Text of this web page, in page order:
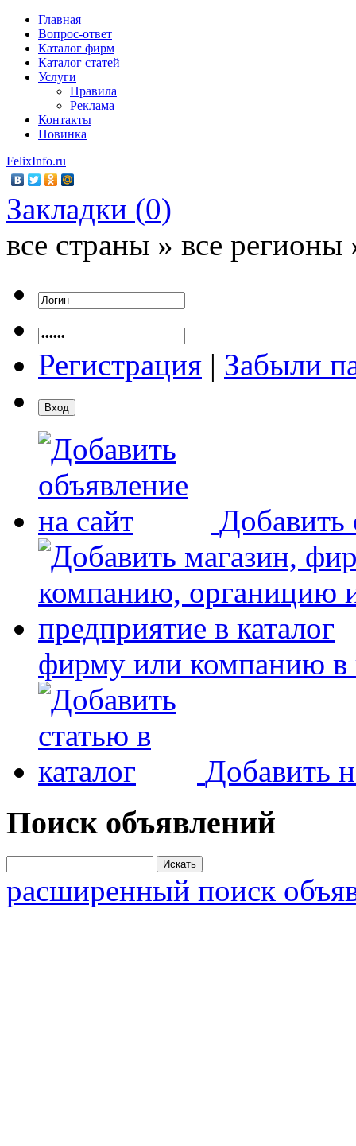
Главная
Вопрос-ответ
Каталог фирм
Каталог статей
Услуги
Правила
Реклама
Контакты
Новинка
FelixInfo.ru
Закладки (0)
все страны » все регионы
Регистрация | Забыли
Добавить
фирму или компанию в
Добавить
Поиск объявлений
расширенный поиск